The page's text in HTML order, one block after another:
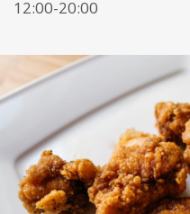
12:00-20:00